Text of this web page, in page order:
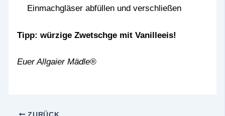
Einmachgläser abfüllen und verschließen
Tipp:würzige Zwetschge mit Vanilleeis!
Euer Allgaier Mädle®